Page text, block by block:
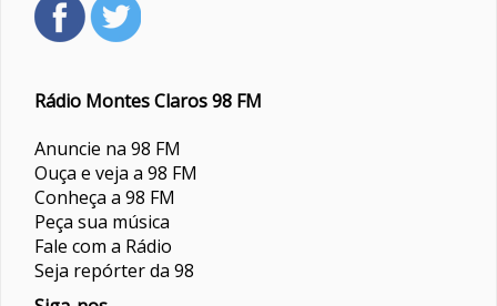
Rádio Montes Claros 98 FM
Anuncie na 98 FM
Ouça e veja a 98 FM
Conheça a 98 FM
Peça sua música
Fale com a Rádio
Seja repórter da 98